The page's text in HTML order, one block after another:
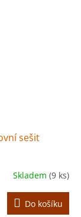
sešit
Skladem (9 ks)
Do košíku